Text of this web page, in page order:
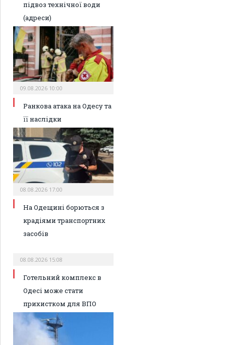
підвоз технічної води
(адреси)
09.08.2026 10:00
Ранкова атака на Одесу та
її наслідки
08.08.2026 17:00
На Одещині борються з
крадіями транспортних
засобів
08.08.2026 15:08
Готельний комплекс в
Одесі може стати
прихистком для ВПО